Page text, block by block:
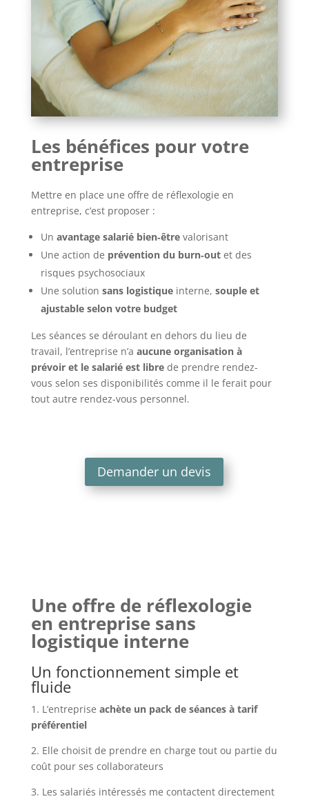
Les bénéfices pour votre
entreprise
Mettre en place une offre de réflexologie en
entreprise, c’est proposer :
Un avantage salarié bien‑êtrevalorisant
Une action de prévention du burn‑outet des
risques psychosociaux
Une solution sans logistiqueinterne, souple et
ajustable selon votre budget
Les séances se déroulant en dehors du lieu de
travail, l’entreprise n’a aucune organisation à
prévoir et le salarié est librede prendre rendez-
vous selon ses disponibilités comme il le ferait pour
tout autre rendez-vous personnel.
Demander un devis
Une offre de réflexologie
en entreprise sans
logistique interne
Un fonctionnement simple et
fluide
1. L’entreprise achète un pack de séances à tarif
préférentiel
2. Elle choisit de prendre en charge tout ou partie du
coût pour ses collaborateurs
3. Les salariés intéressés me contactent directement